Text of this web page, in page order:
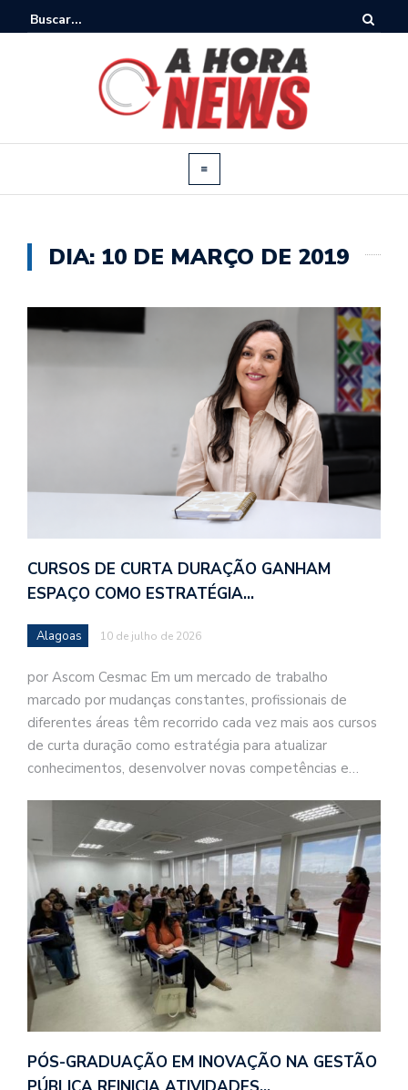
DIA: 10 DE MARÇO DE 2019
CURSOS DE CURTA DURAÇÃO GANHAM
ESPAÇO COMO ESTRATÉGIA…
Alagoas 10 de julho de 2026
por Ascom Cesmac Em um mercado de trabalho
marcado por mudanças constantes, profissionais de
diferentes áreas têm recorrido cada vez mais aos cursos
de curta duração como estratégia para atualizar
conhecimentos, desenvolver novas competências e…
PÓS-GRADUAÇÃO EM INOVAÇÃO NA GESTÃO